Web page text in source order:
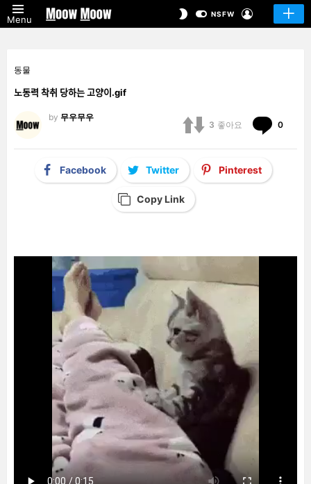
Menu
SWITCHNSFW
동물
노동력 착취 당하는 고양이.gif
by 무우무우
3 좋아요 0
Facebook Twitter Pinterest
Copy Link